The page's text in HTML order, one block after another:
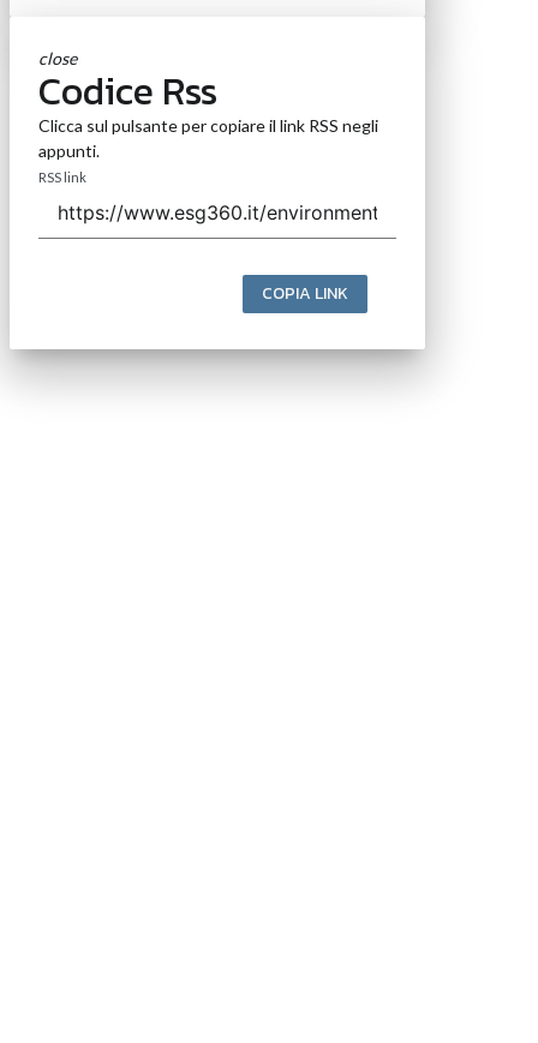
close
Codice Rss
Clicca sul pulsante per copiare il link RSS negli
appunti.
RSS link
COPIA LINK